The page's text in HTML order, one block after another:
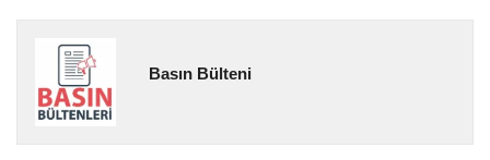
Basın Bülteni